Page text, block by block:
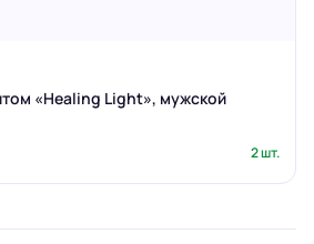
«Healing Light», мужской
2 шт.